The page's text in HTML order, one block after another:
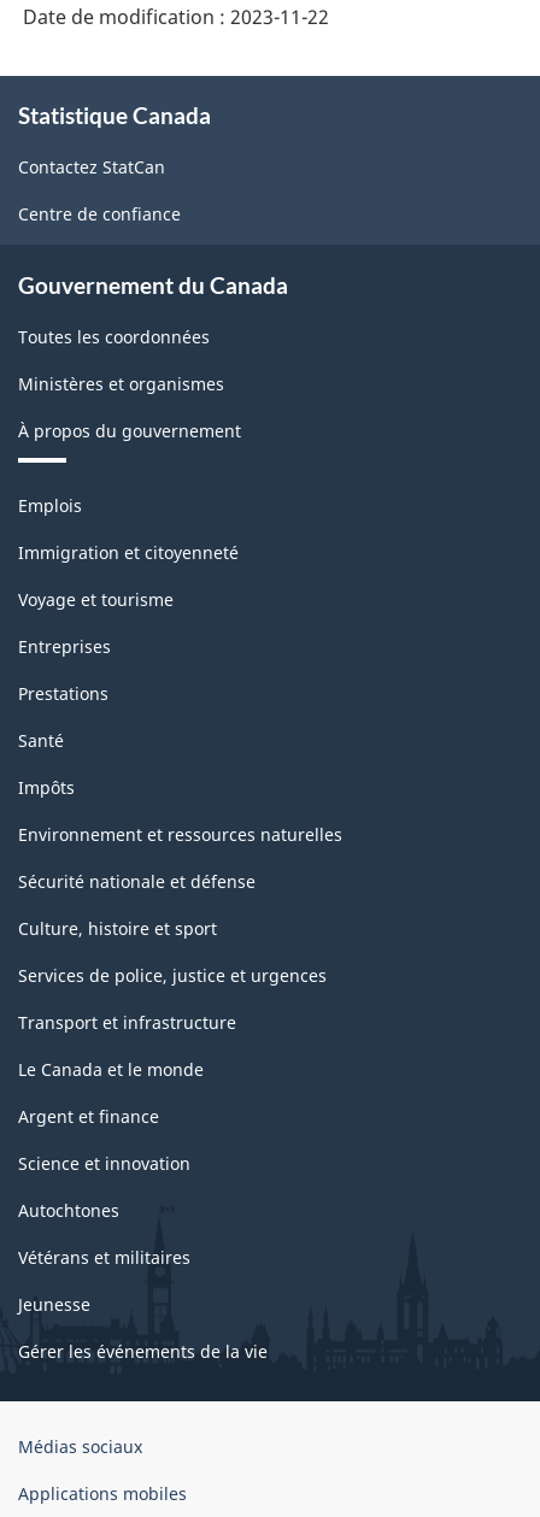
Date de modification : 2023-11-22
propos
ce
site
Statistique Canada
Contactez StatCan
Centre de confiance
Gouvernement du Canada
Toutes les coordonnées
Ministères et organismes
À propos du gouvernement
Thèmes
sujets
Emplois
Immigration et citoyenneté
Voyage et tourisme
Entreprises
Prestations
Santé
Impôts
Environnement et ressources naturelles
Sécurité nationale et défense
Culture, histoire et sport
Services de police, justice et urgences
Transport et infrastructure
Le Canada et le monde
Argent et finance
Science et innovation
Autochtones
Vétérans et militaires
Jeunesse
Gérer les événements de la vie
Organisation
gouvernement
Médias sociaux
Applications mobiles